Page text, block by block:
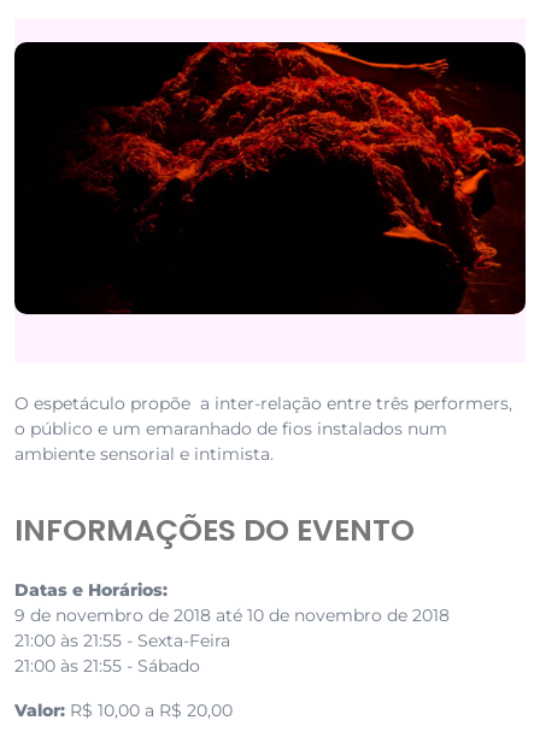
O espetáculo propõe a inter-relação entre três performers,
o público e um emaranhado de fios instalados num
ambiente sensorial e intimista.
INFORMAÇÕES DO EVENTO
Datas e Horários:
9 de novembro de 2018 até 10 de novembro de 2018
21:00 às 21:55 - Sexta-Feira
21:00 às 21:55 - Sábado
Valor: R$ 10,00 a R$ 20,00